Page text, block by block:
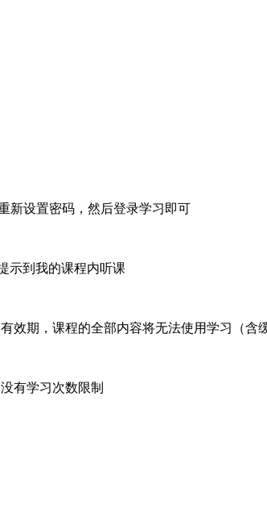
新设置密码，然后登录学习即可
示到我的课程内听课
效期，课程的全部内容将无法使用学习（含
有学习次数限制